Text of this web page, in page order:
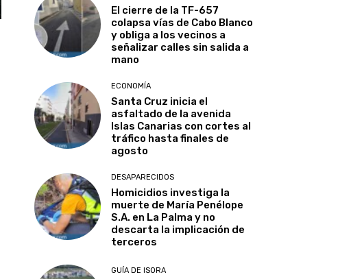
El cierre de la TF-657
colapsa vías de Cabo Blanco
y obliga a los vecinos a
señalizar calles sin salida a
mano
ECONOMÍA
Santa Cruz inicia el
asfaltado de la avenida
Islas Canarias con cortes al
tráfico hasta finales de
agosto
DESAPARECIDOS
Homicidios investiga la
muerte de María Penélope
S.A. en La Palma y no
descarta la implicación de
terceros
GUÍA DE ISORA